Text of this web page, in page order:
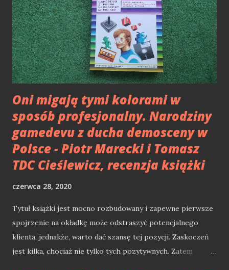
Oni migają tymi kolorami w
sposób profesjonalny. Narodziny
gamedevu z ducha demosceny w
Polsce - Piotr Marecki i Tomasz
TDC Cieślewicz, recenzja książki
czerwca 28, 2020
Tytuł książki jest mocno rozbudowany i zapewne pierwsze
spojrzenie na okładkę może odstraszyć potencjalnego
klienta, jednakże, warto dać szansę tej pozycji. Zaskoczeń
jest kilka, chociaż nie tylko tych pozytywnych. Zatem